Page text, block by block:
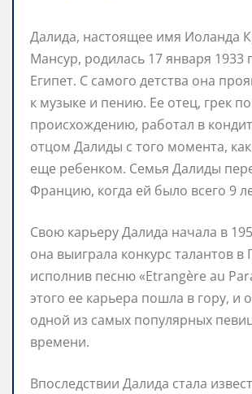
Далида, настоящее имя Иоланда
Мансур, родилась 17 января 1933
Египет. С самого детства она
к музыке и пению. Ее отец, грек по
происхождению, работал в
отцом Далиды с того момента,
еще ребенком. Семья Далиды
Францию, когда ей было всего 9
Свою карьеру Далида начала в
она выиграла конкурс талантов в
исполнив песню «Etrangère au
этого ее карьера пошла в гору, и
одной из самых популярных
времени.
Впоследствии Далида стала